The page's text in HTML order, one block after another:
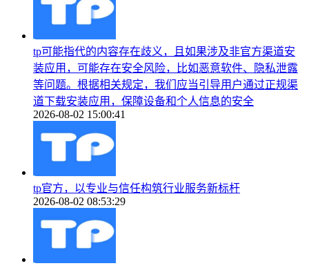
tp可能指代的内容存在歧义，且如果涉及非官方渠道安
装应用，可能存在安全风险，比如恶意软件、隐私泄露
等问题。根据相关规定，我们应当引导用户通过正规渠
道下载安装应用，保障设备和个人信息的安全
2026-08-02 15:00:41
tp官方，以专业与信任构筑行业服务新标杆
2026-08-02 08:53:29